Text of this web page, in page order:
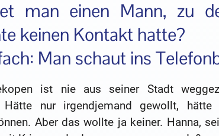
man einen Mann, zu
keinen Kontakt hatte?
Man schaut ins
ist nie aus seiner Stadt
Hätte nur irgendjemand gewollt,
Aber das wollte ja keiner. Hanna,